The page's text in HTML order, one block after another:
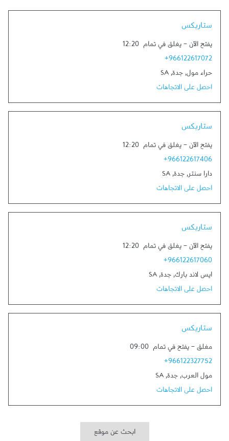
ستاربكس
يفتح الآن - يغلق في تمام 12:20
+966122617072
حراء مول, جدة,
SA
احصل على الاتجاهات
ستاربكس
يفتح الآن - يغلق في تمام 12:20
+966122617406
دارا سنتر, جدة,
SA
احصل على الاتجاهات
ستاربكس
يفتح الآن - يغلق في تمام 12:20
+966122617060
ايس لاند بارك, جدة,
SA
احصل على الاتجاهات
ستاربكس
مغلق - يفتح في تمام 09:00
+966122327752
مول العرب, جدة,
SA
احصل على الاتجاهات
ابحث عن موقع